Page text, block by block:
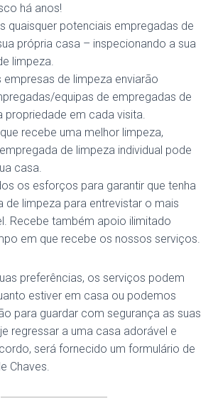
há anos!
quaisquer potenciais empregadas de
própria casa – inspecionando a sua
limpeza.
empresas de limpeza enviarão
equipas de empregadas de
propriedade em cada visita.
recebe uma melhor limpeza,
de limpeza individual pode
casa.
os esforços para garantir que tenha
de limpeza para entrevistar o mais
Recebe também apoio ilimitado
em que recebe os nossos serviços.
preferências, os serviços podem
estiver em casa ou podemos
para guardar com segurança as suas
regressar a uma casa adorável e
será fornecido um formulário de
Chaves.